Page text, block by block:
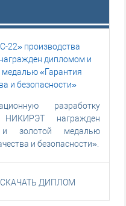
разработку
НИКИРЭТ награжден
золотой медалью
и безопасности».
СКАЧАТЬ ДИПЛОМ